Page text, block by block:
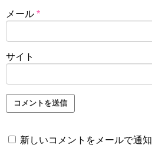
メール *
サイト
新しいコメントをメールで通知